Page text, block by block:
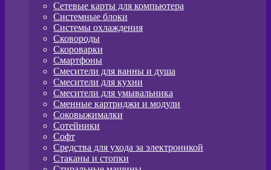
Сетевые карты для компьютера
Системные блоки
Системы охлаждения
Сковороды
Скороварки
Смартфоны
Смесители для ванны и душа
Смесители для кухни
Смесители для умывальника
Сменные картриджи и модули
Соковыжималки
Сотейники
Софт
Средства для ухода за электроникой
Стаканы и стопки